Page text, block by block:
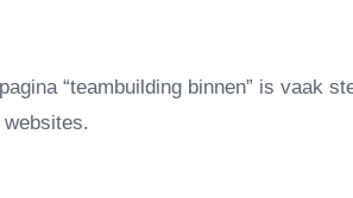
“teambuilding binnen” is vaak
websites.